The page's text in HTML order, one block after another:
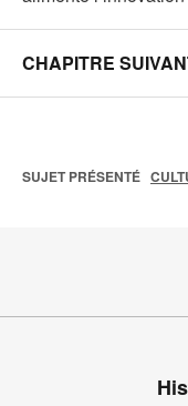
CHAPITRE
SUJET PRÉSENTÉ